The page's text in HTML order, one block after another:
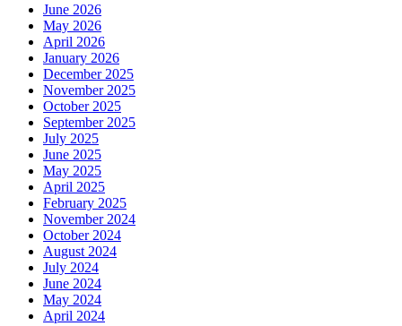
June 2026
May 2026
April 2026
January 2026
December 2025
November 2025
October 2025
September 2025
July 2025
June 2025
May 2025
April 2025
February 2025
November 2024
October 2024
August 2024
July 2024
June 2024
May 2024
April 2024